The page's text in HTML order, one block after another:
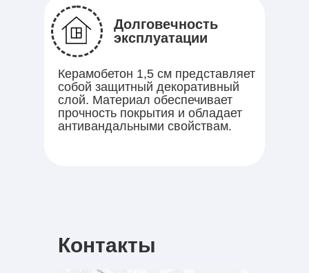
Долговечность
эксплуатации
Керамобетон 1,5 см представляет
собой защитный декоративный
слой. Материал обеспечивает
прочность покрытия и обладает
антивандальными свойствам.
Контакты